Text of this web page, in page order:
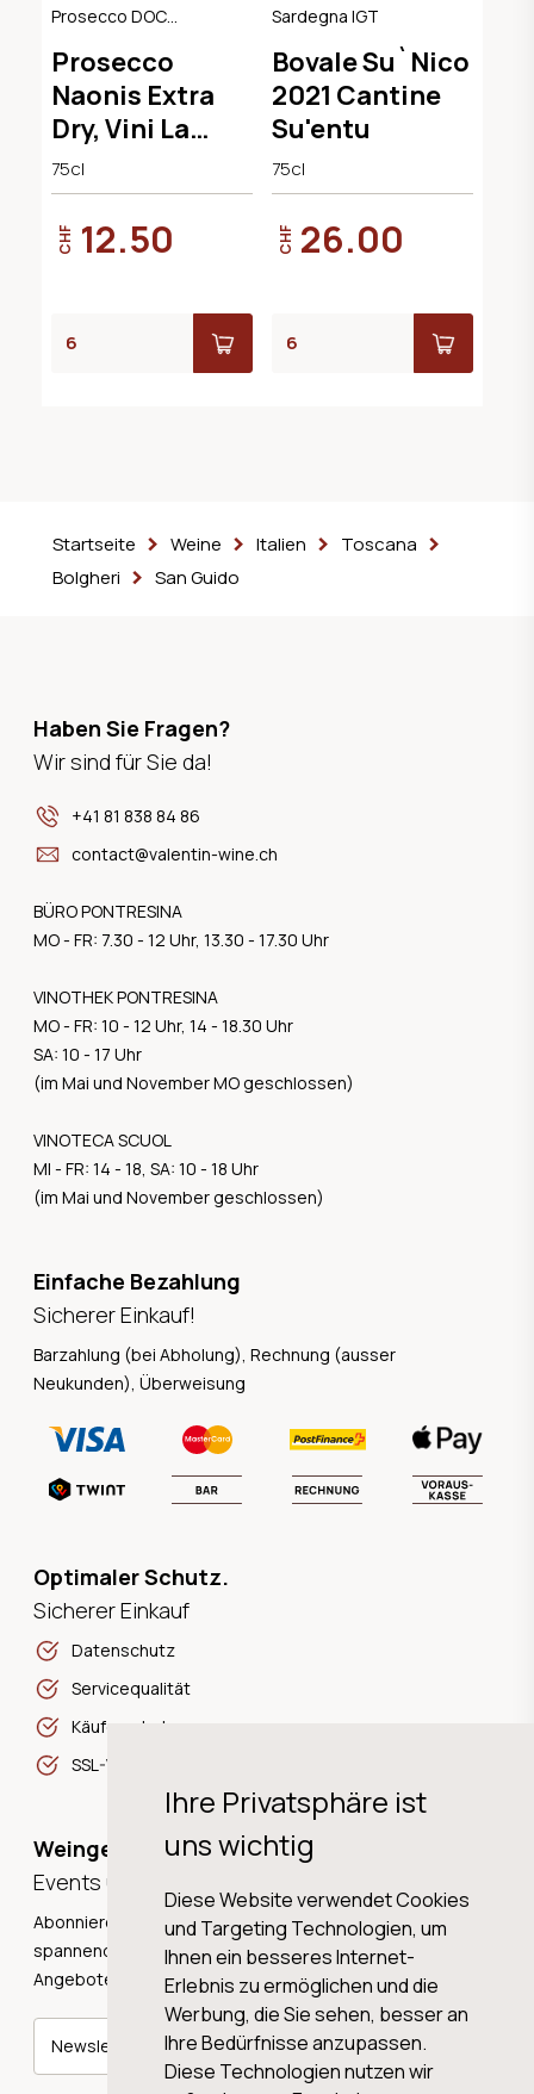
Ihre Privatsphäre ist
uns wichtig
Diese Website verwendet Cookies
und Targeting Technologien, um
Ihnen ein besseres Internet-
Erlebnis zu ermöglichen und die
Werbung, die Sie sehen, besser an
Ihre Bedürfnisse anzupassen.
Diese Technologien nutzen wir
Prosecco DOC
Prosecco
Naonis Extra
Dry, Vini La
Delizia
75cl
CHF 12.50
Sardegna IGT
Bovale Su`Nico
2021 Cantine
Su'entu
75cl
CHF 26.00
Startseite Weine Italien
Toscana
Bolgheri
San Guido
Haben Sie Fragen?
Wir sind für Sie da!
+41 81 838 84 86
contact@valentin-wine.ch
BÜRO PONTRESINA
MO - FR: 7.30 - 12 Uhr, 13.30 - 17.30 Uhr
VINOTHEK PONTRESINA
MO - FR: 10 - 12 Uhr, 14 - 18.30 Uhr
SA: 10 - 17 Uhr
(im Mai und November MO geschlossen)
VINOTECA SCUOL
MI - FR: 14 - 18, SA: 10 - 18 Uhr
(im Mai und November geschlossen)
Einfache Bezahlung
Sicherer Einkauf!
Barzahlung (bei Abholung), Rechnung (ausser
Neukunden), Überweisung
Optimaler Schutz.
Sicherer Einkauf
Datenschutz
Servicequalität
Käuferschutz
SSL-Verschlüsselung
Weingeschichten,
Events und Neuigkeiten!
Abonnieren Sie unseren Newsletter und erhalten Sie
spannende Weingeschichten, Neuigkeiten und tolle
Angebote direkt in Ihre Mailbox.
Newsletter abonnieren